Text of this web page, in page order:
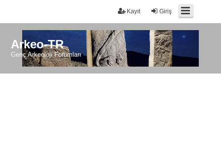
Giriş
Kayıt
Arkeo-TR
Genç Arkeoloji Forumları